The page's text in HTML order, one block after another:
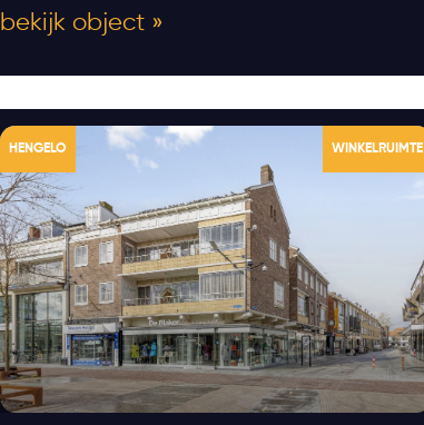
bekijk object »
HENGELO WINKELRUIMTE